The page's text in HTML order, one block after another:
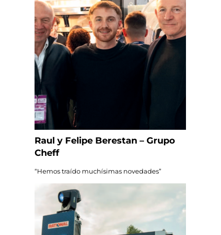
Raul y Felipe Berestan – Grupo
Cheff
“Hemos traído muchísimas novedades”